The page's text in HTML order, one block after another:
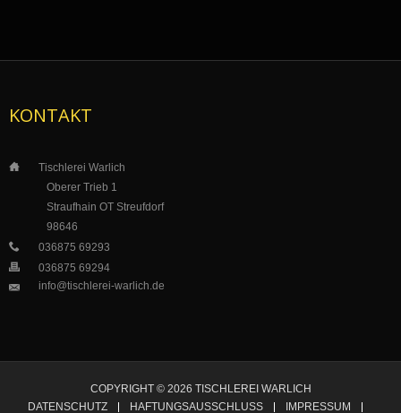
KONTAKT
Tischlerei Warlich
Oberer Trieb 1
Straufhain OT Streufdorf
98646
036875 69293
036875 69294
info@tischlerei-warlich.de
COPYRIGHT © 2026 TISCHLEREI WARLICH
DATENSCHUTZ
HAFTUNGSAUSSCHLUSS IMPRESSUM